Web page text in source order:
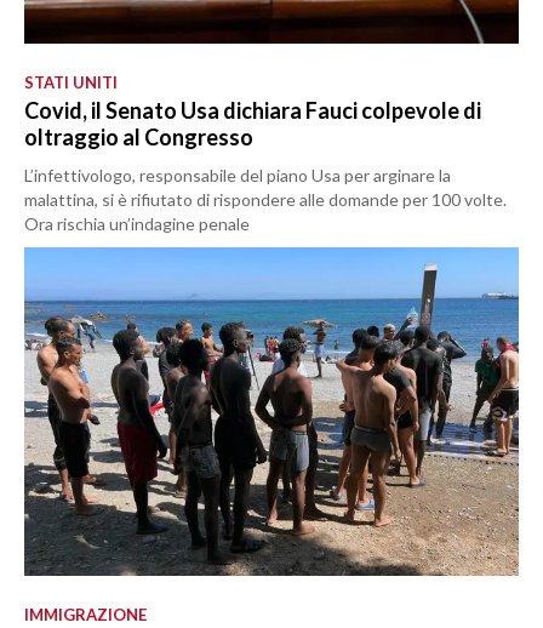
STATI UNITI
Covid, il Senato Usa dichiara Fauci colpevole di
oltraggio al Congresso
L’infettivologo, responsabile del piano Usa per arginare la
malattina, si è rifiutato di rispondere alle domande per 100 volte.
Ora rischia un’indagine penale
IMMIGRAZIONE